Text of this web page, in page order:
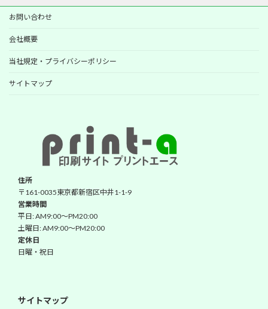
お問い合わせ
会社概要
当社規定・プライバシーポリシー
サイトマップ
住所
〒161-0035東京都新宿区中井1-1-9
営業時間
平日: AM9:00～PM20:00
土曜日: AM9:00～PM20:00
定休日
日曜・祝日
サイトマップ